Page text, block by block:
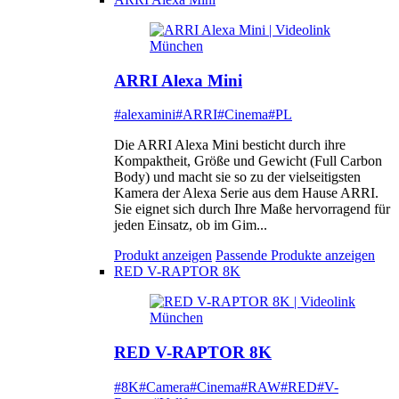
ARRI Alexa Mini
#alexamini#ARRI#Cinema#PL
Die ARRI Alexa Mini besticht durch ihre
Kompaktheit, Größe und Gewicht (Full Carbon
Body) und macht sie so zu der vielseitigsten
Kamera der Alexa Serie aus dem Hause ARRI.
Sie eignet sich durch Ihre Maße hervorragend für
jeden Einsatz, ob im Gim...
Produkt anzeigen Passende Produkte anzeigen
RED V-RAPTOR 8K
RED V-RAPTOR 8K
#8K#Camera#Cinema#RAW#RED#V-